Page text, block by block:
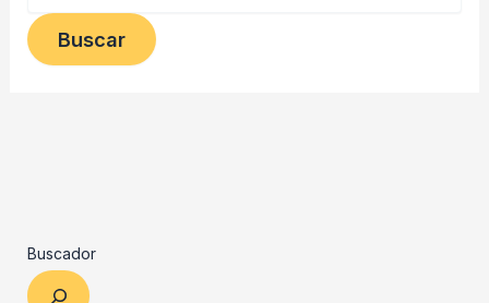
Buscador